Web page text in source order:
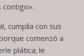
cumplía con sus
comenzó a
plática; le